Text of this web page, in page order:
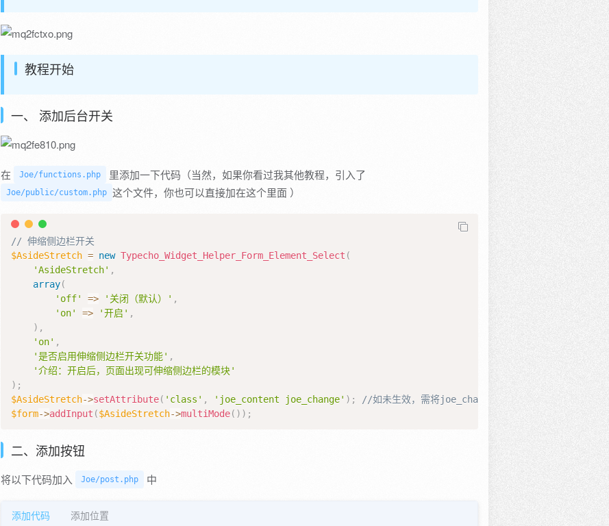
教程开始
一、 添加后台开关
在 Joe/functions.php 里添加一下代码（当然，如果你看过我其他教程，引入了
Joe/public/custom.php 这个文件，你也可以直接加在这个里面 ）
// 伸缩侧边栏开关
$AsideStretch = new Typecho_Widget_Helper_Form_Element_Select (
'AsideStretch' ,
array(
'off'
=> '关闭（默认）' ,
'on'
=> '开启' ,
) ,
'on' ,
'是否启用伸缩侧边栏开关功能' ,
'介绍：开启后，页面出现可伸缩侧边栏的模块'
) ;
$AsideStretch->setAttribute( 'class' , 'joe_content joe_change' ) ;
//如未生效，需将joe_change换成joe_other
$form->addInput ($AsideStretch->multiMode( ) ) ;
二、添加按钮
将以下代码加入 Joe/post.php 中
添加代码 添加位置